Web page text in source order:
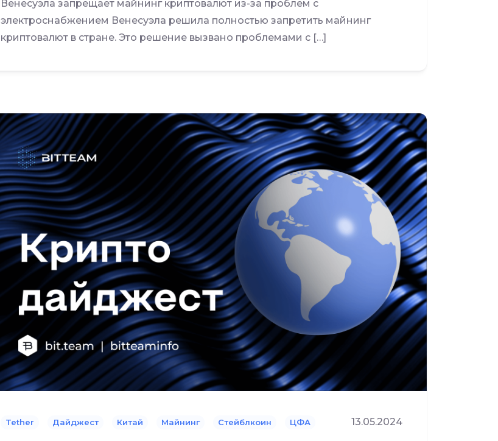
Венесуэла запрещает майнинг криптовалют из-за проблем с
электроснабжением Венесуэла решила полностью запретить майнинг
криптовалют в стране. Это решение вызвано проблемами с […]
Tether Дайджест Китай Майнинг Стейблкоин ЦФА 13.05.2024